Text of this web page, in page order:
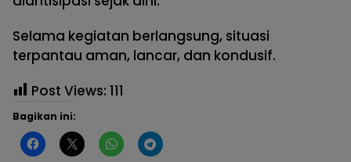
Selama kegiatan berlangsung, situasi
terpantau aman, lancar, dan kondusif.
Post Views: 111
Bagikan ini: